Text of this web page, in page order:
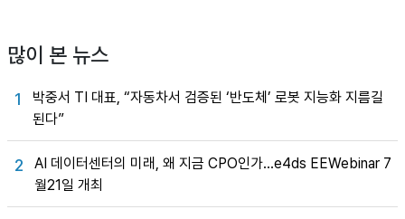
많이 본 뉴스
1
박중서 TI 대표, “자동차서 검증된 ‘반도체’ 로봇 지능화 지름길
된다”
2
AI 데이터센터의 미래, 왜 지금 CPO인가…e4ds EEWebinar 7
월21일 개최